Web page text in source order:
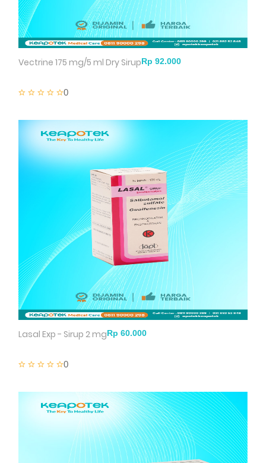
Vectrine 175 mg/5 ml Dry Sirup
0
Lasal Exp - Sirup 2 mg
0